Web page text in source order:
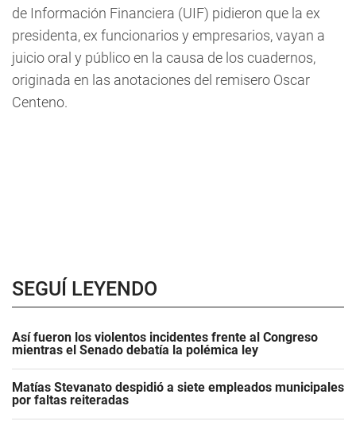
de Información Financiera (UIF) pidieron que la ex
presidenta, ex funcionarios y empresarios, vayan a
juicio oral y público en la causa de los cuadernos,
originada en las anotaciones del remisero Oscar
Centeno.
SEGUÍ LEYENDO
Así fueron los violentos incidentes frente al Congreso
mientras el Senado debatía la polémica ley
Matías Stevanato despidió a siete empleados municipales
por faltas reiteradas